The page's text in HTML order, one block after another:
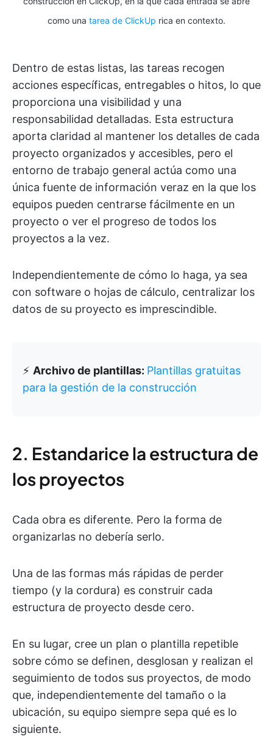
como una tarea de ClickUp rica en contexto.
Dentro de estas listas, las tareas recogen
acciones específicas, entregables o hitos, lo que
proporciona una visibilidad y una
responsabilidad detalladas. Esta estructura
aporta claridad al mantener los detalles de cada
proyecto organizados y accesibles, pero el
entorno de trabajo general actúa como una
única fuente de información veraz en la que los
equipos pueden centrarse fácilmente en un
proyecto o ver el progreso de todos los
proyectos a la vez.
Independientemente de cómo lo haga, ya sea
con software o hojas de cálculo, centralizar los
datos de su proyecto es imprescindible.
⚡️ Archivo de plantillas: Plantillas gratuitas
para la gestión de la construcción
2. Estandarice la estructura de
los proyectos
Cada obra es diferente. Pero la forma de
organizarlas no debería serlo.
Una de las formas más rápidas de perder
tiempo (y la cordura) es construir cada
estructura de proyecto desde cero.
En su lugar, cree un plan o plantilla repetible
sobre cómo se definen, desglosan y realizan el
seguimiento de todos sus proyectos, de modo
que, independientemente del tamaño o la
ubicación, su equipo siempre sepa qué es lo
siguiente.